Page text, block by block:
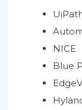
NICE
Blue